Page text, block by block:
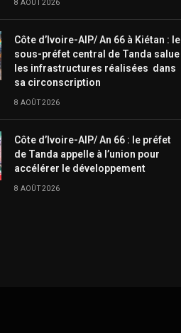
8 AOÛT 2026
Côte d’Ivoire-AIP/ An 66 à Kiétan : le
sous-préfet central de Tanda salue
les infrastructures réalisées dans
sa circonscription
8 AOÛT 2026
Côte d’Ivoire-AIP/ An 66 : le préfet
de Tanda appelle à l’union pour
accélérer le développement
8 AOÛT 2026